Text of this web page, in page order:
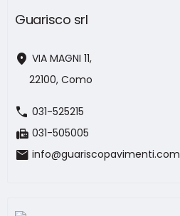
Guarisco srl
location_on VIA MAGNI 11,
22100, Como
call 031-525215
fax 031-505005
mail info@guariscopavimenti.com